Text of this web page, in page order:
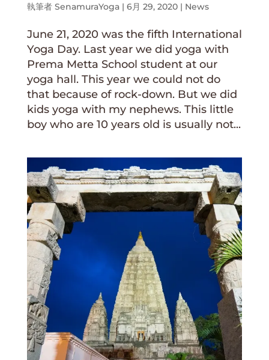
執筆者 SenamuraYoga| 6月 29, 2020| News
June 21, 2020 was the fifth International
Yoga Day. Last year we did yoga with
Prema Metta School student at our
yoga hall. This year we could not do
that because of rock-down. But we did
kids yoga with my nephews. This little
boy who are 10 years old is usually not...